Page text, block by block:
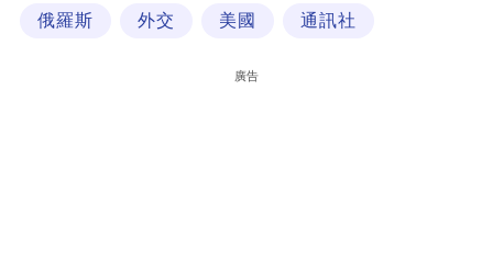
俄羅斯 外交 美國 通訊社
廣告